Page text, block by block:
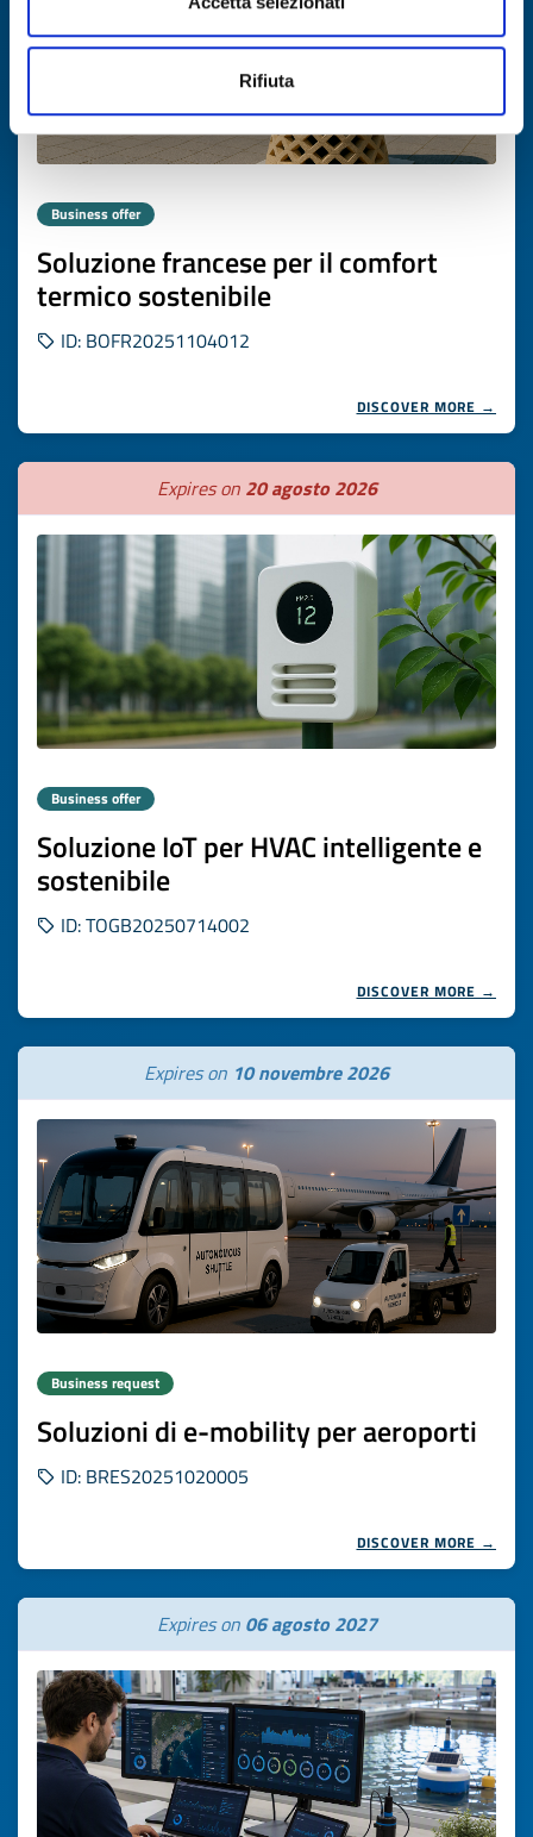
Rifiuta
Business offer
Soluzione francese per il comfort
termico sostenibile
ID: BOFR20251104012
DISCOVER MORE →
Expires on 20 agosto 2026
Business offer
Soluzione IoT per HVAC intelligente e
sostenibile
ID: TOGB20250714002
DISCOVER MORE →
Expires on 10 novembre 2026
Business request
Soluzioni di e-mobility per aeroporti
ID: BRES20251020005
DISCOVER MORE →
Expires on 06 agosto 2027